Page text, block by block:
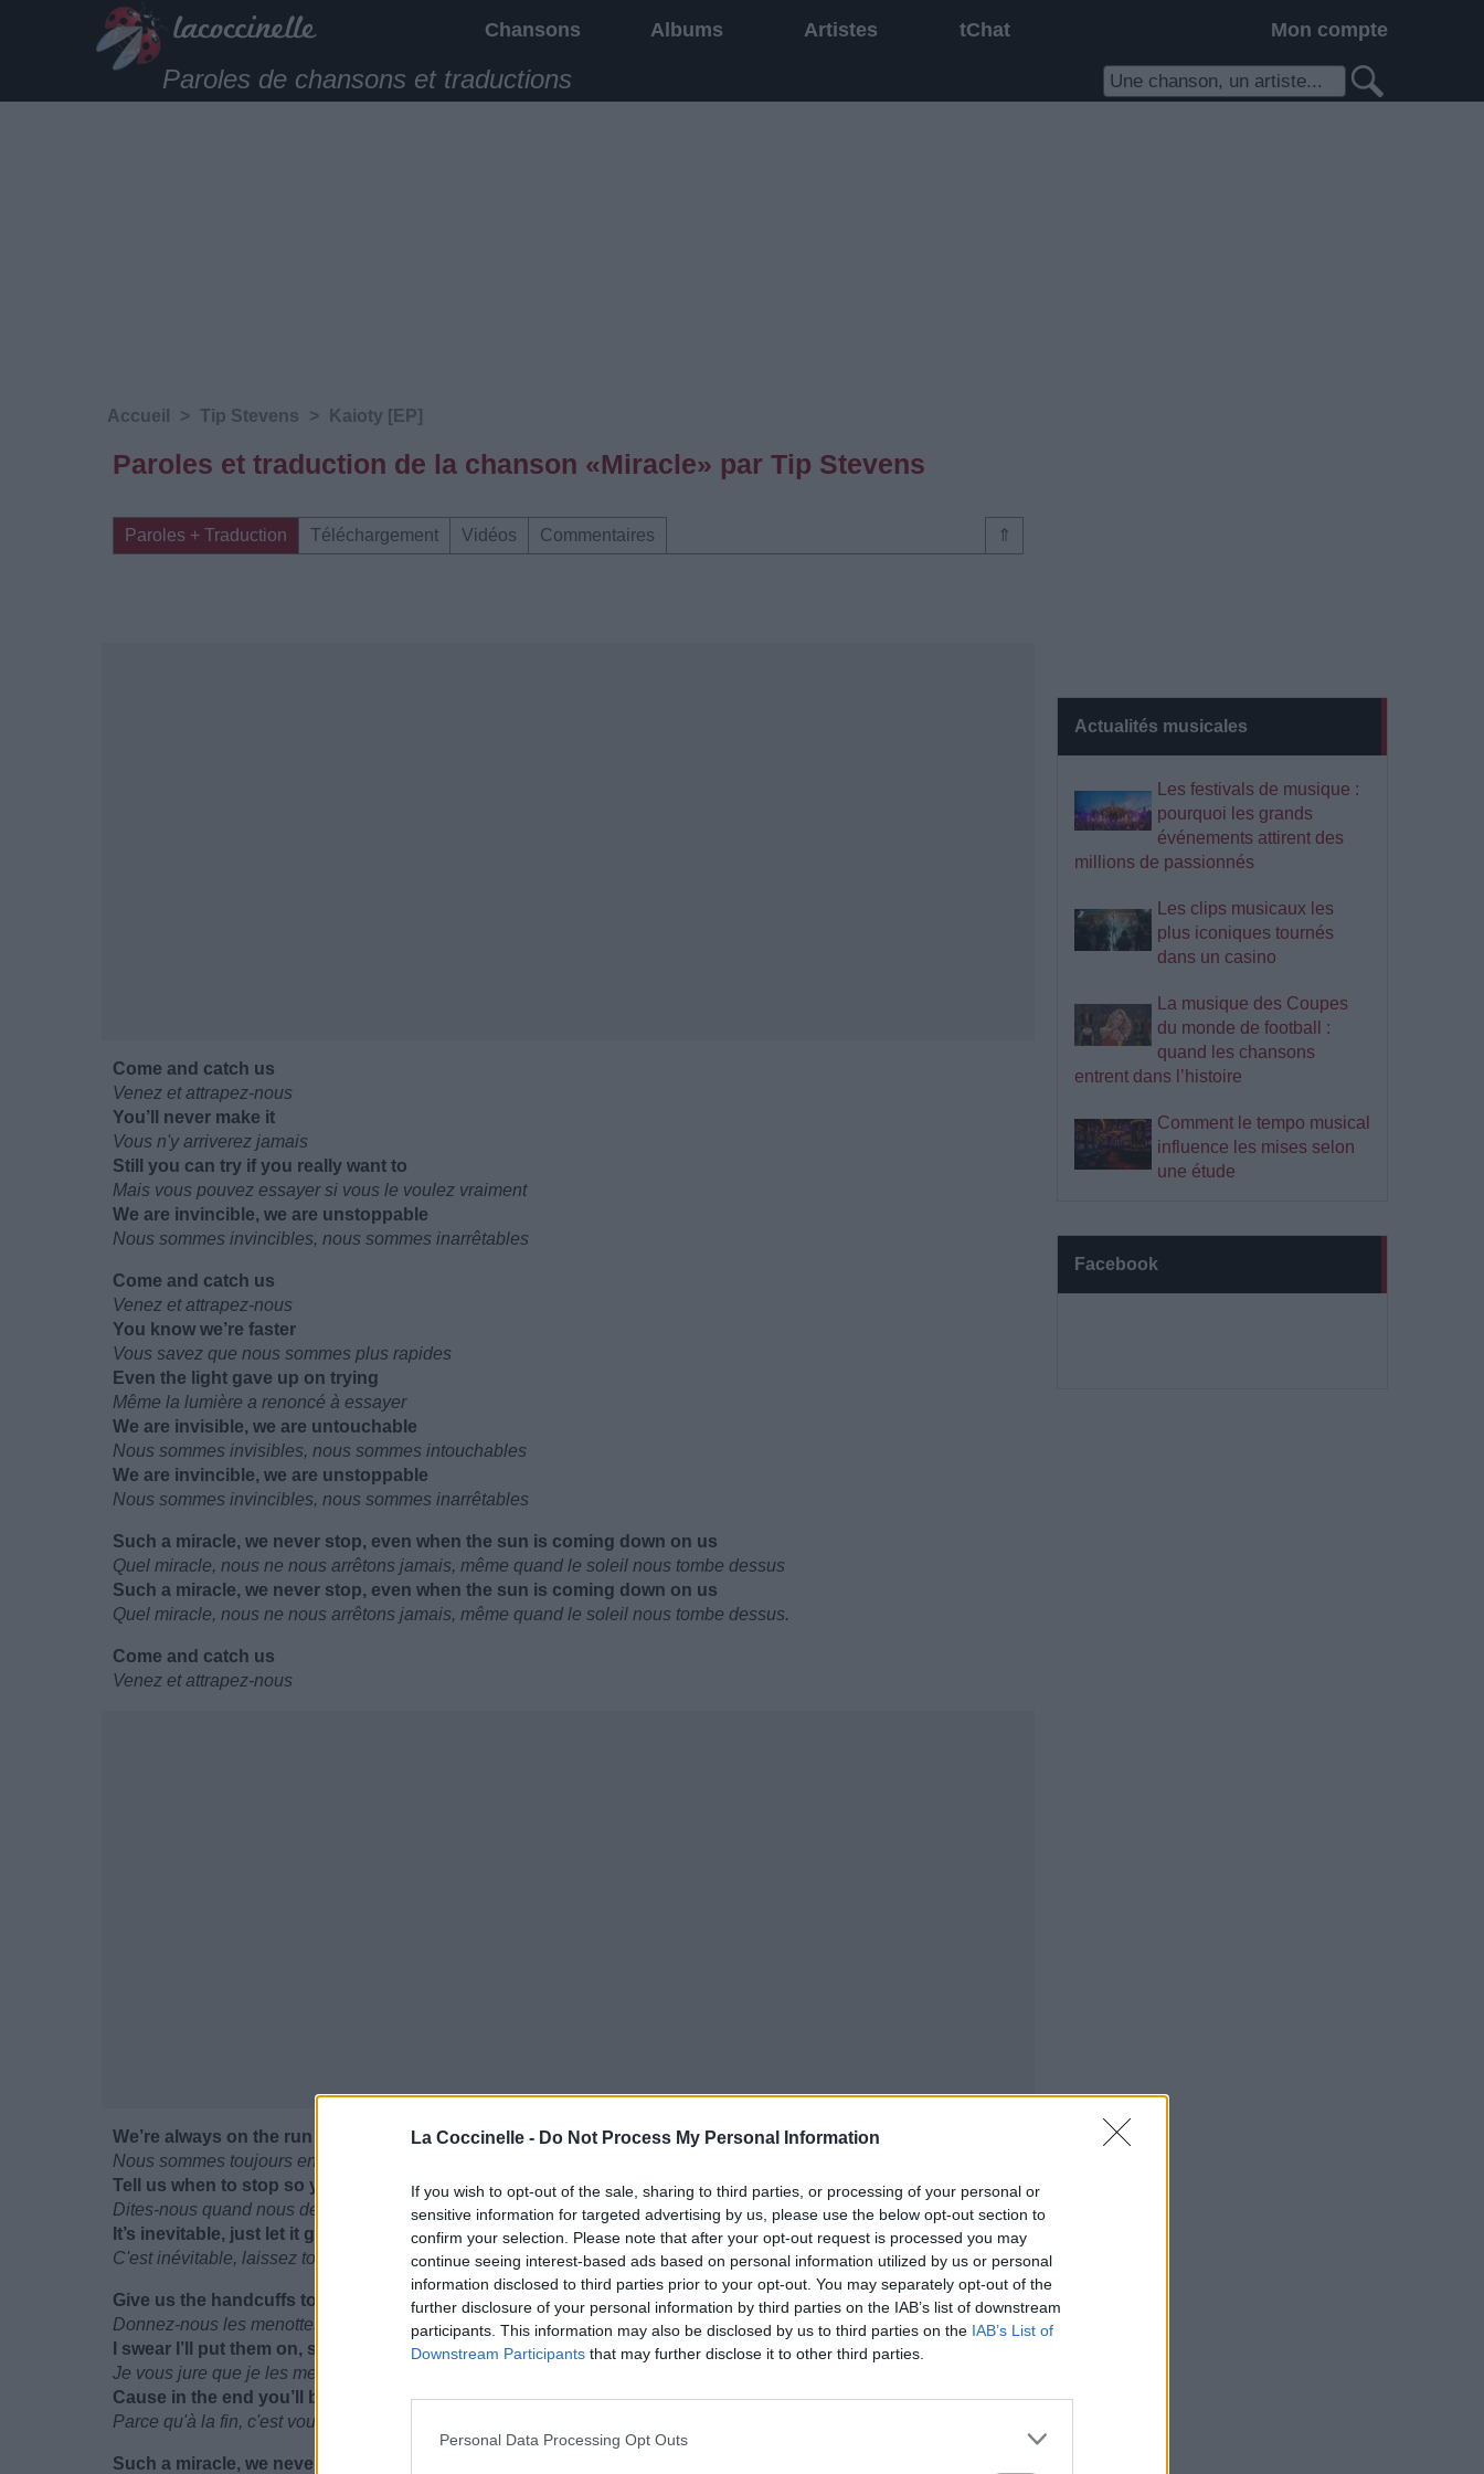
La Coccinelle - Do Not Process My Personal Information
If you wish to opt-out of the sale, sharing to third parties, or processing of your personal or
sensitive information for targeted advertising by us, please use the below opt-out section to
confirm your selection. Please note that after your opt-out request is processed you may
continue seeing interest-based ads based on personal information utilized by us or personal
information disclosed to third parties prior to your opt-out. You may separately opt-out of the
further disclosure of your personal information by third parties on the IAB’s list of downstream
participants. This information may also be disclosed by us to third parties on the IAB’s List of
Downstream Participants that may further disclose it to other third parties.
Personal Data Processing Opt Outs
Chansons Albums Artistes tChat Mon compte
Paroles de chansons et traductions
Actualités musicales
Les festivals de musique :
pourquoi les grands
événements attirent des
millions de passionnés
Les clips musicaux les
plus iconiques tournés
dans un casino
La musique des Coupes
du monde de football :
quand les chansons
entrent dans l’histoire
Comment le tempo musical
influence les mises selon
une étude
Facebook
Accueil > Tip Stevens > Kaioty [EP]
Paroles et traduction de la chanson «Miracle» par Tip Stevens
⇑
Paroles + Traduction Téléchargement Vidéos Commentaires
Come and catch us
Venez et attrapez-nous
You’ll never make it
Vous n'y arriverez jamais
Still you can try if you really want to
Mais vous pouvez essayer si vous le voulez vraiment
We are invincible, we are unstoppable
Nous sommes invincibles, nous sommes inarrêtables
Come and catch us
Venez et attrapez-nous
You know we’re faster
Vous savez que nous sommes plus rapides
Even the light gave up on trying
Même la lumière a renoncé à essayer
We are invisible, we are untouchable
Nous sommes invisibles, nous sommes intouchables
We are invincible, we are unstoppable
Nous sommes invincibles, nous sommes inarrêtables
Such a miracle, we never stop, even when the sun is coming down on us
Quel miracle, nous ne nous arrêtons jamais, même quand le soleil nous tombe dessus
Such a miracle, we never stop, even when the sun is coming down on us
Quel miracle, nous ne nous arrêtons jamais, même quand le soleil nous tombe dessus.
Come and catch us
Venez et attrapez-nous
We’re always on the run but never break a sweat
Nous sommes toujours en train de courir mais nous ne transpirons jamais
Tell us when to stop so you can catch your breath
Dites-nous quand nous devons nous arrêter pour que vous puissiez reprendre votre souffle.
It’s inevitable, just let it go
C'est inévitable, laissez tomber
Give us the handcuffs to free your hands
Donnez-nous les menottes pour libérer vos mains.
I swear I’ll put them on, so you might have a chance
Je vous jure que je les mettrai, pour que vous ayez une chance.
Cause in the end you’ll be the, you’ll be the one in chains
Parce qu'à la fin, c'est vous qui serez enchaîné
Such a miracle, we never stop, even when the sun is coming down on us